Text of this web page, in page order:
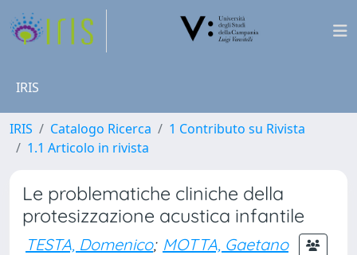
IRIS
IRIS Catalogo Ricerca
1 Contributo su Rivista
1.1 Articolo in rivista
Le problematiche cliniche della
protesizzazione acustica infantile
TESTA, Domenico; MOTTA, Gaetano